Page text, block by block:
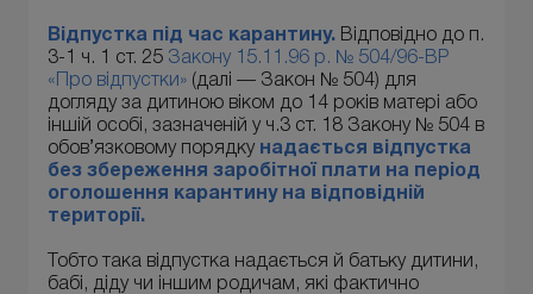
Відпустка під час карантину. Відповідно до п.
3-1 ч. 1 ст. 25 Закону 15.11.96 р. № 504/96-ВР
«Про відпустки» (далі — Закон № 504) для
догляду за дитиною віком до 14 років матері або
іншій особі, зазначеній у ч.3 ст. 18 Закону № 504 в
обов’язковому порядку надається відпустка
без збереження заробітної плати на період
оголошення карантину на відповідній
території.
Тобто така відпустка надається й батьку дитини,
бабі, діду чи іншим родичам, які фактично